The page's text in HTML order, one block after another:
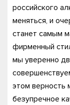
российского
меняться, и
станет самым
фирменный
мы уверенно
этом верность
безупречное